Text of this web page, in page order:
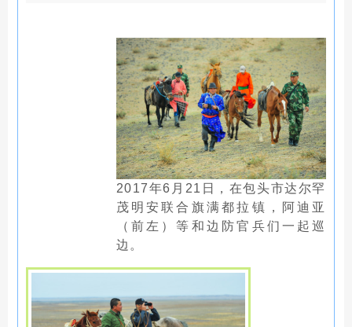
2017年6月21日，在包头市达尔罕
茂明安联合旗满都拉镇，阿迪亚
（前左）等和边防官兵们一起巡
边。